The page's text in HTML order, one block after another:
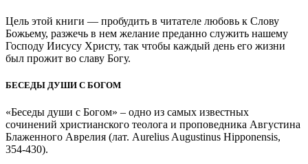
Цель этой книги — пробудить в читателе любовь к Слову
Божьему, разжечь в нем желание преданно служить нашему
Господу Иисусу Христу, так чтобы каждый день его жизни
был прожит во славу Богу.
БЕСЕДЫ ДУШИ С БОГОМ
«Беседы души с Богом» – одно из самых известных
сочинений христианского теолога и проповедника Августина
Блаженного Аврелия (лат. Aurelius Augustinus Hipponensis,
354-430).